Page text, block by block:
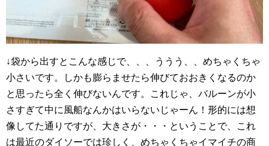
↓袋から出すとこんな感じで、、、ううう、、めちゃくちゃ
小さいです。しかも膨らませたら伸びておおきくなるのか
と思ったら全く伸びないんです。これじゃ、バルーンが小
さすぎて中に風船なんかはいらないじゃーん！形的には想
像してた通りですが、大きさが・・・ということで、これ
は最近のダイソーでは珍しく、めちゃくちゃイマイチの商